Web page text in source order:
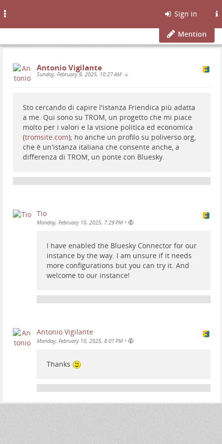
Sign in
Mention
Antonio Vigilante
Sunday, February 9, 2025, 10:27 AM •
Sto cercando di capire l'istanza Friendica più adatta
a me. Qui sono su TROM, un progetto che mi piace
molto per i valori e la visione politica ed economica
(tromsite.com); ho anche un profilo su poliverso.org,
che è un'istanza italiana che consente anche, a
differenza di TROM, un ponte con Bluesky.
Tio
Monday, February 10, 2025, 7:29 PM •
I have enabled the Bluesky Connector for our
instance by the way. I am unsure if it needs
more configurations but you can try it. And
welcome to our instance!
Antonio Vigilante
Monday, February 10, 2025, 8:01 PM •
Thanks